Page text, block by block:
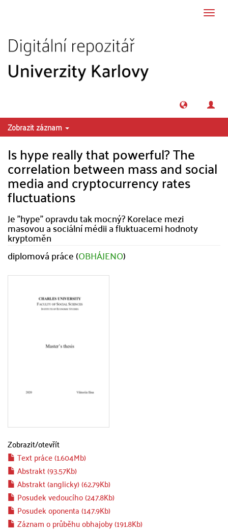
Zobrazit záznam
Is hype really that powerful? The
correlation between mass and social
media and cryptocurrency rates
fluctuations
Je "hype" opravdu tak mocný? Korelace mezi
masovou a sociální médii a fluktuacemi hodnoty
kryptoměn
diplomová práce (OBHÁJENO)
Zobrazit/otevřít
Text práce (1.604Mb)
Abstrakt (93.57Kb)
Abstrakt (anglicky) (62.79Kb)
Posudek vedoucího (247.8Kb)
Posudek oponenta (147.9Kb)
Záznam o průběhu obhajoby (191.8Kb)